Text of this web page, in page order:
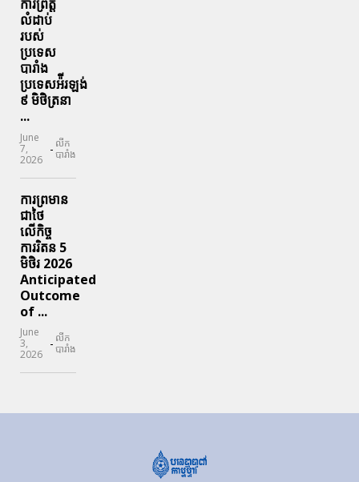
ការព្រឹត្ត
លំដាប់
របស់
ប្រទេស
បារាំង
ប្រទេសអ៉ីរឡង់
៩ មិថិត្រនា
...
June
7,
2026
- លីក
បារាំង
ការព្រមាន
ជាថៃ
លើកិច្ច
ការរិតន 5
មិថិរ 2026
Anticipated
Outcome
of ...
June
3,
2026
- លីក
បារាំង